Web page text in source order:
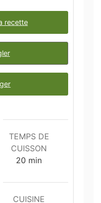
recette
TEMPS DE
CUISSON
20 minutes
min
CUISINE